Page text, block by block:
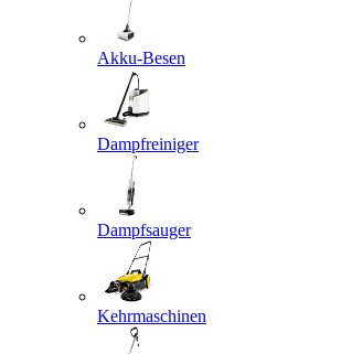
Akku-Besen
Dampfreiniger
Dampfsauger
Kehrmaschinen